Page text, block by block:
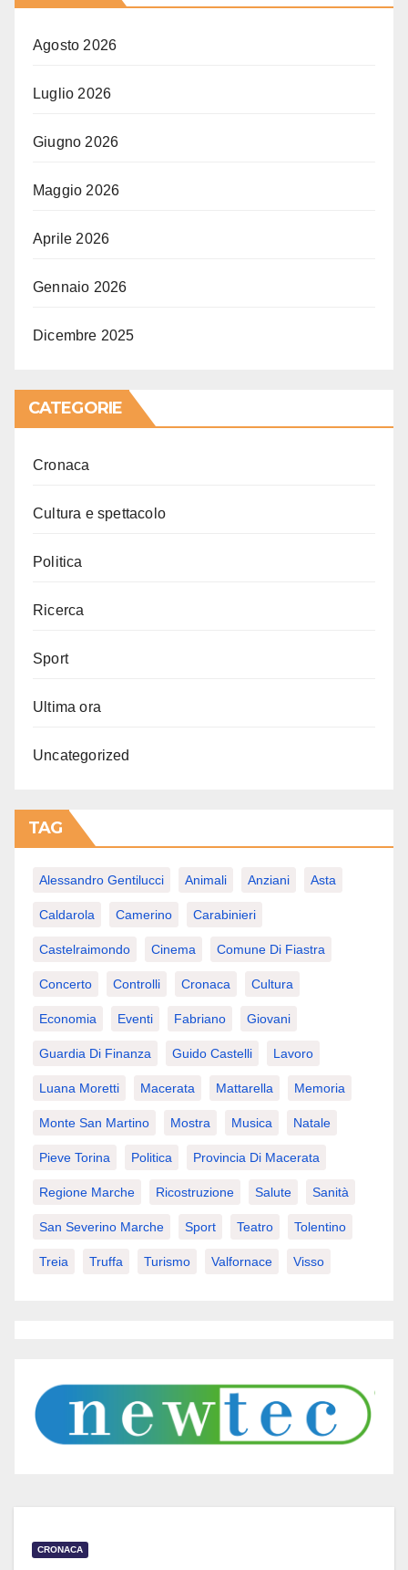
Agosto 2026
Luglio 2026
Giugno 2026
Maggio 2026
Aprile 2026
Gennaio 2026
Dicembre 2025
CATEGORIE
Cronaca
Cultura e spettacolo
Politica
Ricerca
Sport
Ultima ora
Uncategorized
TAG
Alessandro Gentilucci Animali Anziani Asta
Caldarola Camerino Carabinieri
Castelraimondo Cinema Comune Di Fiastra
Concerto Controlli Cronaca Cultura
Economia Eventi Fabriano Giovani
Guardia Di Finanza Guido Castelli Lavoro
Luana Moretti Macerata Mattarella Memoria
Monte San Martino Mostra Musica Natale
Pieve Torina Politica Provincia Di Macerata
Regione Marche Ricostruzione Salute Sanità
San Severino Marche Sport Teatro Tolentino
Treia Truffa Turismo Valfornace Visso
CRONACA